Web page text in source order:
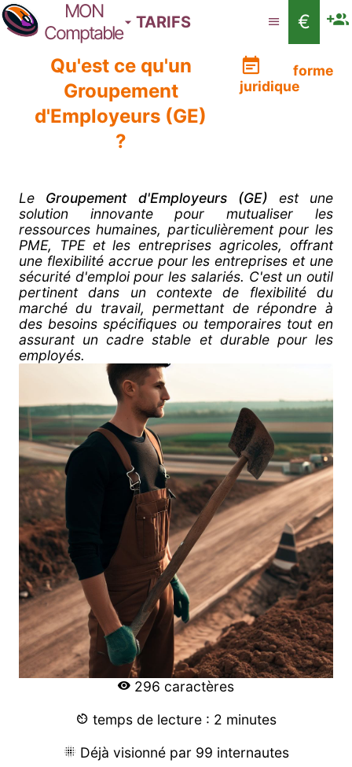
MON
Comptable
TARIFS
€
Qu'est ce qu'un
Groupement
d'Employeurs (GE)
?
forme
juridique
Le Groupement d'Employeurs (GE) est une
solution innovante pour mutualiser les
ressources humaines, particulièrement pour les
PME, TPE et les entreprises agricoles, offrant
une flexibilité accrue pour les entreprises et une
sécurité d'emploi pour les salariés. C'est un outil
pertinent dans un contexte de flexibilité du
marché du travail, permettant de répondre à
des besoins spécifiques ou temporaires tout en
assurant un cadre stable et durable pour les
employés.
296 caractères
temps de lecture : 2 minutes
Déjà visionné par 99 internautes